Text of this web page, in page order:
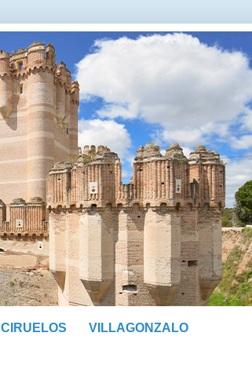
CIRUELOS VILLAGONZALO